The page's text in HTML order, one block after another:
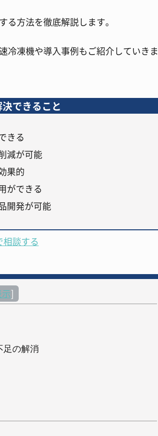
方法を徹底解説します。
冷凍機や導入事例もご紹介していきま
できること
きる
減が可能
果的
ができる
開発が可能
談する
]
足の解消